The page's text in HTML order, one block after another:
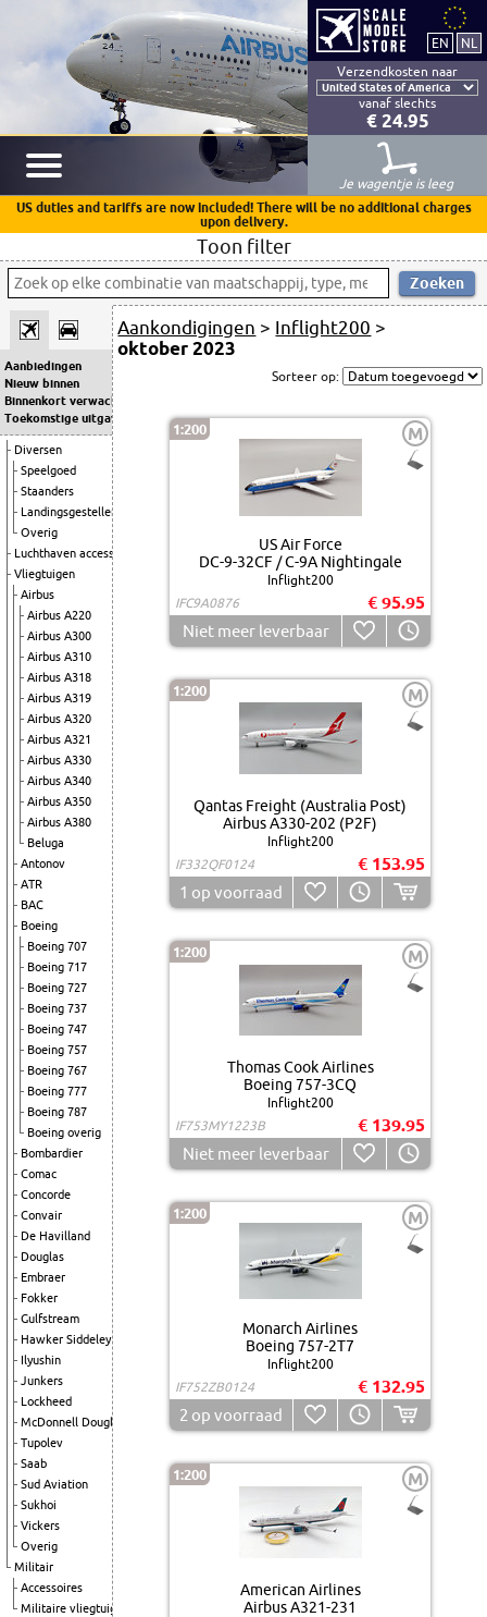
Verzendkosten naar
vanaf slechts
€ 24.95
Je wagentje is leeg
US duties and tariffs are now included! There will be no additional charges
upon delivery.
Toon filter
Aanbiedingen
Nieuw binnen
Binnenkort verwacht
Toekomstige uitgaven
Diversen
Speelgoed
Staanders
Landingsgestellen
Overig
Luchthaven accessoires
Vliegtuigen
Airbus
Airbus A220
Airbus A300
Airbus A310
Airbus A318
Airbus A319
Airbus A320
Airbus A321
Airbus A330
Airbus A340
Airbus A350
Airbus A380
Beluga
Antonov
ATR
BAC
Boeing
Boeing 707
Boeing 717
Boeing 727
Boeing 737
Boeing 747
Boeing 757
Boeing 767
Boeing 777
Boeing 787
Boeing overig
Bombardier
Comac
Concorde
Convair
De Havilland
Douglas
Embraer
Fokker
Gulfstream
Hawker Siddeley
Ilyushin
Junkers
Lockheed
McDonnell Douglas
Tupolev
Saab
Sud Aviation
Sukhoi
Vickers
Overig
Militair
Accessoires
Militaire vliegtuigen
Aankondigingen > Inflight200 >
oktober 2023
Sorteer op:
1:200 M
US Air Force
DC-9-32CF / C-9A Nightingale
Inflight200
IFC9A0876
€ 95.95
Niet meer leverbaar
1:200 M
Qantas Freight (Australia Post)
Airbus A330-202 (P2F)
Inflight200
IF332QF0124
€ 153.95
1 op voorraad
1:200 M
Thomas Cook Airlines
Boeing 757-3CQ
Inflight200
IF753MY1223B
€ 139.95
Niet meer leverbaar
1:200 M
Monarch Airlines
Boeing 757-2T7
Inflight200
IF752ZB0124
€ 132.95
2 op voorraad
1:200 M
American Airlines
Airbus A321-231